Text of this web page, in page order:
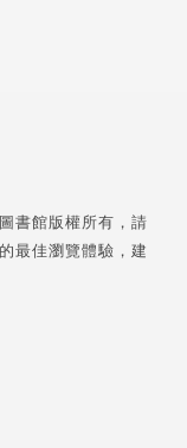
書館版權所有，請
最佳瀏覽體驗，建